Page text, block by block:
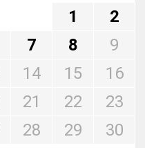
1
2
7 8
9
14 15
16
21 22
23
28 29
30